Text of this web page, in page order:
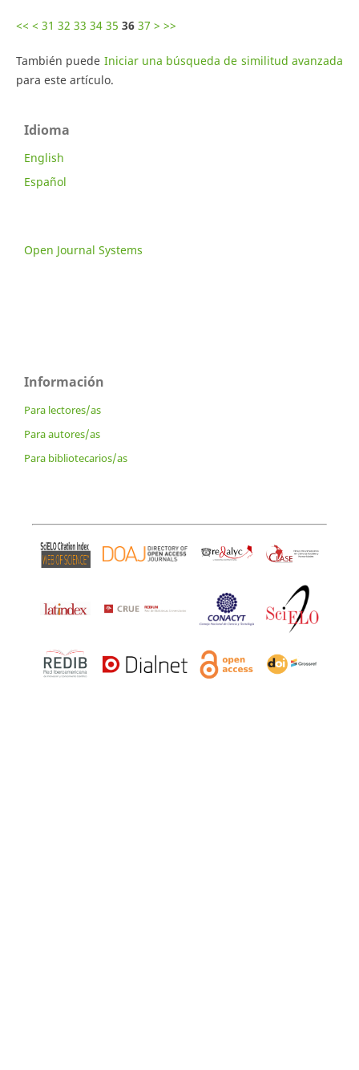
<< < 31 32 33 34 35 36 37 > >>
También puede Iniciar una búsqueda de similitud avanzada
para este artículo.
Idioma
English
Español
Open Journal Systems
Información
Para lectores/as
Para autores/as
Para bibliotecarios/as